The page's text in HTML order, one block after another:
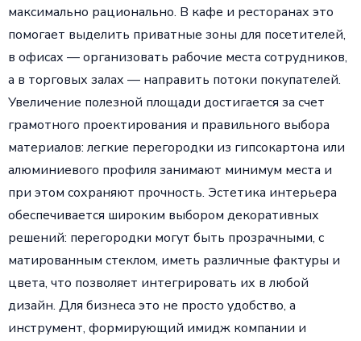
максимально рационально. В кафе и ресторанах это
помогает выделить приватные зоны для посетителей,
в офисах — организовать рабочие места сотрудников,
а в торговых залах — направить потоки покупателей.
Увеличение полезной площади достигается за счет
грамотного проектирования и правильного выбора
материалов: легкие перегородки из гипсокартона или
алюминиевого профиля занимают минимум места и
при этом сохраняют прочность. Эстетика интерьера
обеспечивается широким выбором декоративных
решений: перегородки могут быть прозрачными, с
матированным стеклом, иметь различные фактуры и
цвета, что позволяет интегрировать их в любой
дизайн. Для бизнеса это не просто удобство, а
инструмент, формирующий имидж компании и